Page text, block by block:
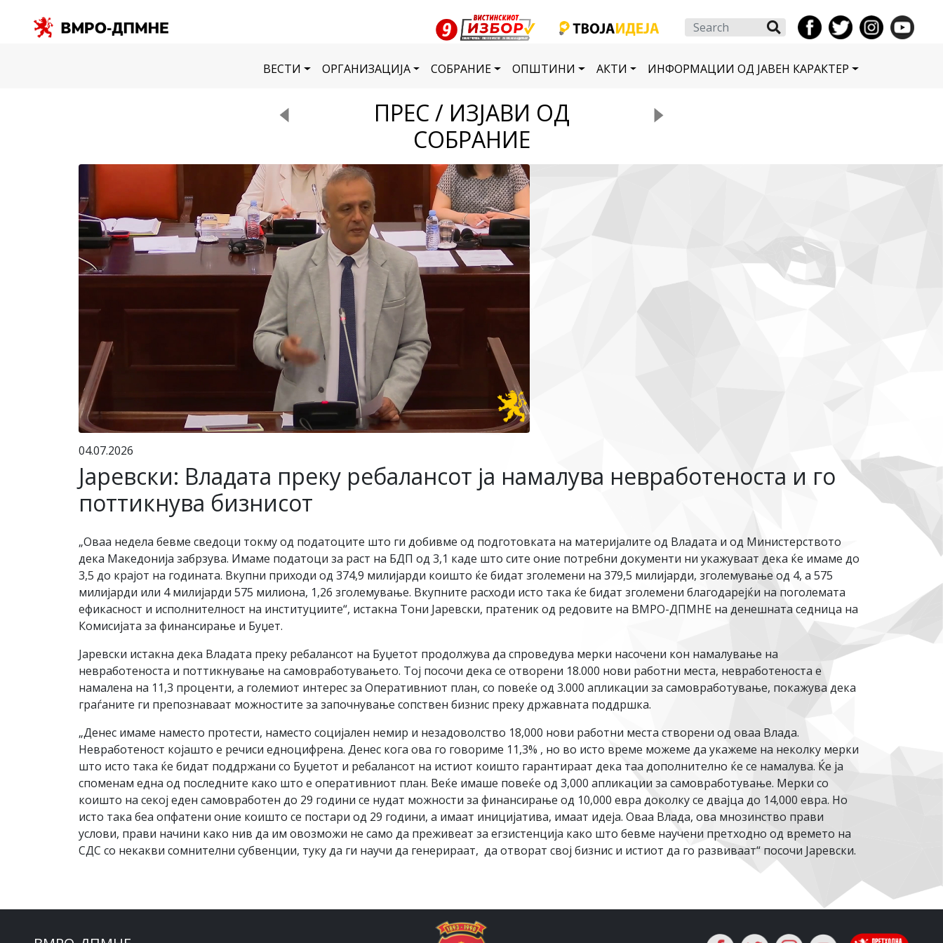
Search
ВЕСТИ ОРГАНИЗАЦИЈА СОБРАНИЕ ОПШТИНИ АКТИ ИНФОРМАЦИИ ОД ЈАВЕН КАРАКТЕР
ПРЕС / ИЗЈАВИ ОД
СОБРАНИЕ
04.07.2026
Јаревски: Владата преку ребалансот ја намалува невработеноста и го
поттикнува бизнисот
„Оваа недела бевме сведоци токму од податоците што ги добивме од подготовката на материјалите од Владата и од Министерството
дека Македонија забрзува. Имаме податоци за раст на БДП од 3,1 каде што сите оние потребни документи ни укажуваат дека ќе имаме до
3,5 до крајот на годината. Вкупни приходи од 374,9 милијарди коишто ќе бидат зголемени на 379,5 милијарди, зголемување од 4, а 575
милијарди или 4 милијарди 575 милиона, 1,26 зголемување. Вкупните расходи исто така ќе бидат зголемени благодарејќи на поголемата
ефикасност и исполнителност на институциите“, истакна Тони Јаревски, пратеник од редовите на ВМРО-ДПМНЕ на денешната седница на
Комисијата за финансирање и Буџет.
Јаревски истакна дека Владата преку ребалансот на Буџетот продолжува да спроведува мерки насочени кон намалување на
невработеноста и поттикнување на самовработувањето. Тој посочи дека се отворени 18.000 нови работни места, невработеноста е
намалена на 11,3 проценти, а големиот интерес за Оперативниот план, со повеќе од 3.000 апликации за самовработување, покажува дека
граѓаните ги препознаваат можностите за започнување сопствен бизнис преку државната поддршка.
„Денес имаме наместо протести, наместо социјален немир и незадоволство 18,000 нови работни места створени од оваа Влада.
Невработеност којашто е речиси едноцифрена. Денес кога ова го говориме 11,3% , но во исто време можеме да укажеме на неколку мерки
што исто така ќе бидат поддржани со Буџетот и ребалансот на истиот коишто гарантираат дека таа дополнително ќе се намалува. Ќе ја
споменам една од последните како што е оперативниот план. Веќе имаше повеќе од 3,000 апликации за самовработување. Мерки со
коишто на секој еден самовработен до 29 години се нудат можности за финансирање од 10,000 евра доколку се двајца до 14,000 евра. Но
исто така беа опфатени оние коишто се постари од 29 години, а имаат иницијатива, имаат идеја. Оваа Влада, ова мнозинство прави
услови, прави начини како нив да им овозможи не само да преживеат за егзистенција како што бевме научени претходно од времето на
СДС со некакви сомнителни субвенции, туку да ги научи да генерираат, да отворат свој бизнис и истиот да го развиваат“ посочи Јаревски.